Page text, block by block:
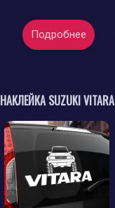
Подробнее
НАКЛЕЙКА SUZUKI VITARA